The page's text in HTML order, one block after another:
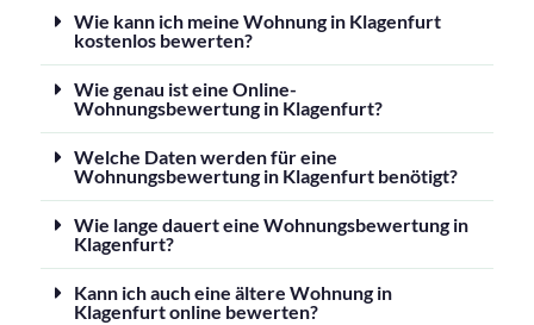
Wie kann ich meine Wohnung in Klagenfurt
kostenlos bewerten?
Wie genau ist eine Online-
Wohnungsbewertung in Klagenfurt?
Welche Daten werden für eine
Wohnungsbewertung in Klagenfurt benötigt?
Wie lange dauert eine Wohnungsbewertung in
Klagenfurt?
Kann ich auch eine ältere Wohnung in
Klagenfurt online bewerten?